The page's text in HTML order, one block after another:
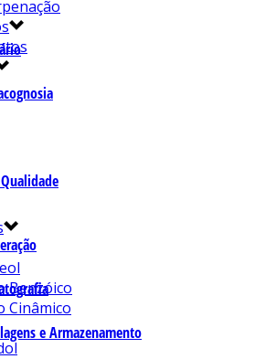
e Armazenamento
Benzóico
Cinâmico